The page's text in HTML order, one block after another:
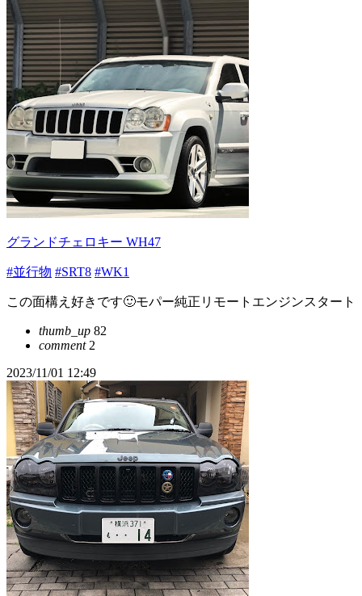
グランドチェロキー WH47
#並行物 #SRT8 #WK1
この面構え好きです🙂モパー純正リモートエンジンスタート
thumb_up 82
comment2
2023/11/01 12:49